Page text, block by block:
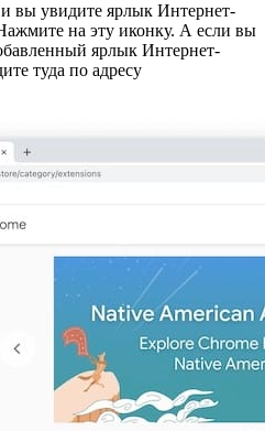
вы увидите ярлык Интернет-
на эту иконку. А если вы
ярлык Интернет-
туда по адресу